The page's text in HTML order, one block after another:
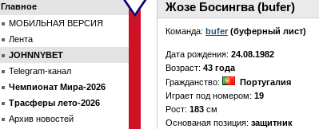
Жозе Босингва (bufer)
Команда: bufer(буферный лист)
Дата рождения: 24.08.1982
Возраст: 43 года
Гражданство:
Португалия
Играет под номером: 19
Рост: 183 см
Основаная позиция: защитник
Главное
МОБИЛЬНАЯ ВЕРСИЯ
Лента
JOHNNYBET
Telegram-канал
Чемпионат Мира-2026
Трасферы лето-2026
Архив новостей